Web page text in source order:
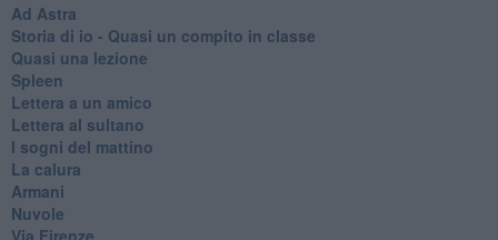
Ad Astra
Storia di io - Quasi un compito in classe
Quasi una lezione
Spleen
Lettera a un amico
Lettera al sultano
I sogni del mattino
La calura
Armani
Nuvole
Via Firenze